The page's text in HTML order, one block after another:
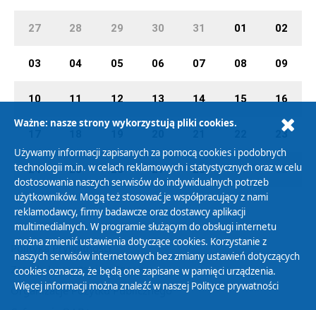
27 28 29 30 31 01 02
03 04 05 06 07 08 09
10 11 12 13 14 15 16
23
24 25 26 27 28 01 02
Polityka Prywatności
Zasady korzystania z Serwisu
Organizacje Pożytku Publicznego
Ważne: nasze strony wykorzystują pliki cookies.
Używamy informacji zapisanych za pomocą cookies i podobnych
technologii m.in. w celach reklamowych i statystycznych oraz w celu
dostosowania naszych serwisów do indywidualnych potrzeb
użytkowników. Mogą też stosować je współpracujący z nami
reklamodawcy, firmy badawcze oraz dostawcy aplikacji
multimedialnych. W programie służącym do obsługi internetu
można zmienić ustawienia dotyczące cookies. Korzystanie z
naszych serwisów internetowych bez zmiany ustawień dotyczących
cookies oznacza, że będą one zapisane w pamięci urządzenia.
Więcej informacji można znaleźć w naszej Polityce prywatności